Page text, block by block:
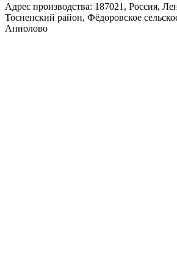
Адрес производства: 187021, Россия,
Тосненский район, Фёдоровское
Аннолово